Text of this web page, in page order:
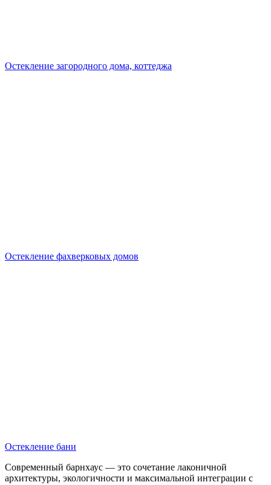
Остекление загородного дома, коттеджа
Остекление фахверковых домов
Остекление бани
Современный барнхаус — это сочетание лаконичной
архитектуры, экологичности и максимальной интеграции с